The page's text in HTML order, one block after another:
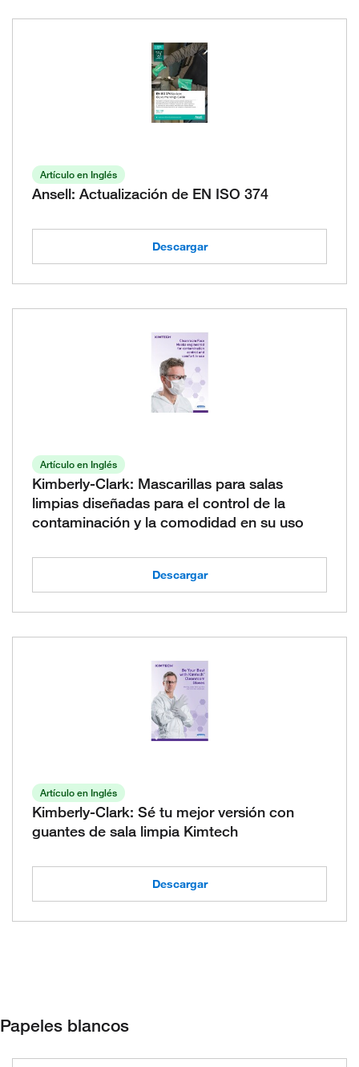
Artículo en Inglés
Ansell: Actualización de EN ISO 374
Descargar
Artículo en Inglés
Kimberly-Clark: Mascarillas para salas
limpias diseñadas para el control de la
contaminación y la comodidad en su uso
Descargar
Artículo en Inglés
Kimberly-Clark: Sé tu mejor versión con
guantes de sala limpia Kimtech
Descargar
Papeles blancos